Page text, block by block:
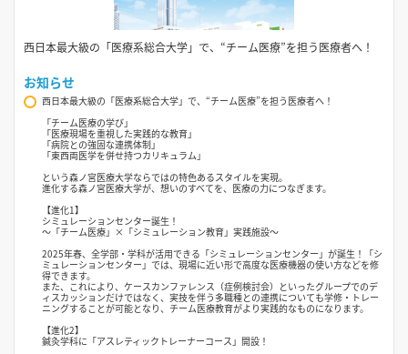
西日本最大級の「医療系総合大学」で、“チーム医療”を担う医療者へ！
お知らせ
西日本最大級の「医療系総合大学」で、“チーム医療”を担う医療者へ！
「チーム医療の学び」
「医療現場を重視した実践的な教育」
「病院との強固な連携体制」
「東西両医学を併せ持つカリキュラム」
という森ノ宮医療大学ならではの特色あるスタイルを実現。
進化する森ノ宮医療大学が、想いのすべてを、医療の力につなぎます。
【進化1】
シミュレーションセンター誕生！
〜「チーム医療」×「シミュレーション教育」実践施設〜
2025年春、全学部・学科が活用できる「シミュレーションセンター」が誕生！「シ
ミュレーションセンター」では、現場に近い形で高度な医療機器の使い方などを修
得できます。
また、これにより、ケースカンファレンス（症例検討会）といったグループでのデ
ィスカッションだけではなく、実技を伴う多職種との連携についても学修・トレー
ニングすることが可能となり、チーム医療教育がより実践的なものになります。
【進化2】
鍼灸学科に「アスレティックトレーナーコース」開設！